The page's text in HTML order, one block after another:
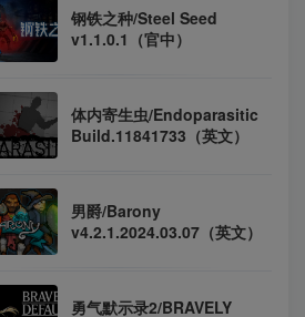
钢铁之种/Steel Seed
v1.1.0.1（官中）
体内寄生虫/Endoparasitic
Build.11841733（英文）
男爵/Barony
v4.2.1.2024.03.07（英文）
勇气默示录2/BRAVELY